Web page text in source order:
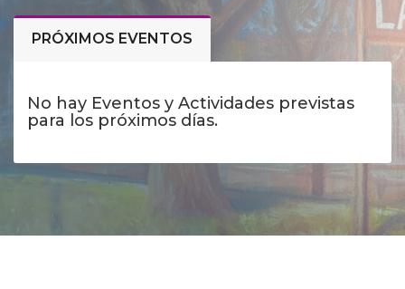
PRÓXIMOS EVENTOS
No hay Eventos y Actividades previstas
para los próximos días.